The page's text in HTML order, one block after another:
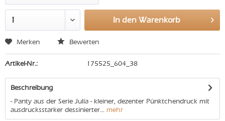
In den Warenkorb
Merken Bewerten
Artikel-Nr.: 175525_604_38
Beschreibung
- Panty aus der Serie Julia - kleiner, dezenter Pünktchendruck mit
ausdrucksstarker dessinierter... mehr